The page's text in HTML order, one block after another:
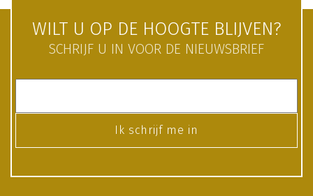
WILT U OP DE HOOGTE BLIJVEN?
SCHRIJF U IN VOOR DE NIEUWSBRIEF
Ik schrijf me in